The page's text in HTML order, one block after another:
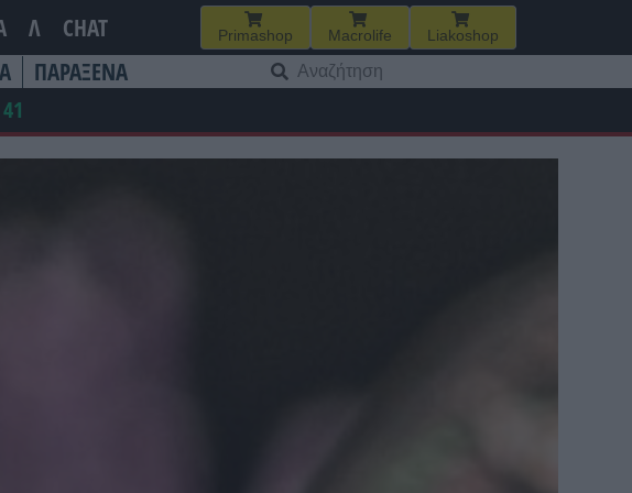
Λ CHAT Primashop Macrolife Liakoshop
ΠΑΡΑΞΕΝΑ
για:
41